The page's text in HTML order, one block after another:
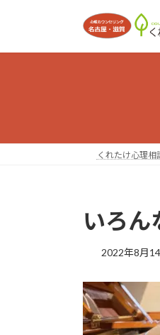
ッ
移
くれたけ心理
いろん
2022年8月